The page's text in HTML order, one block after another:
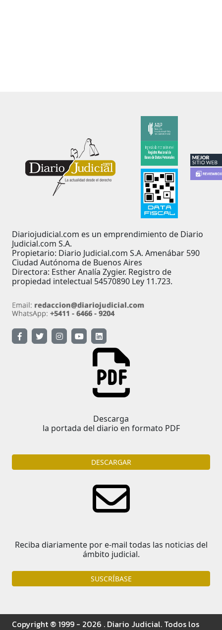
Diariojudicial.com es un emprendimiento de Diario
Judicial.com S.A.
Propietario: Diario Judicial.com S.A. Amenábar 590
Ciudad Autónoma de Buenos Aires
Directora: Esther Analía Zygier. Registro de
propiedad intelectual 54570890 Ley 11.723.
Descarga
la portada del diario en formato PDF
DESCARGAR
Reciba diariamente por e-mail todas las noticias del
ámbito judicial.
SUSCRÍBASE
Copyright ® 1999 - 2026 . Diario Judicial. Todos los